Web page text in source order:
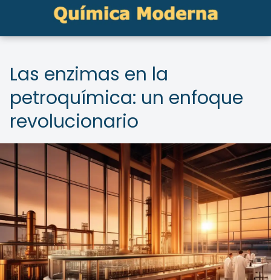
Las enzimas en la
petroquímica: un enfoque
revolucionario